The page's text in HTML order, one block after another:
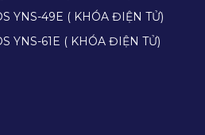
Két sắt chống cháy YUNOS YNS-49E ( KHÓA ĐIỆN TỬ)
Két sắt chống cháy YUNOS YNS-61E ( KHÓA ĐIỆN TỬ)